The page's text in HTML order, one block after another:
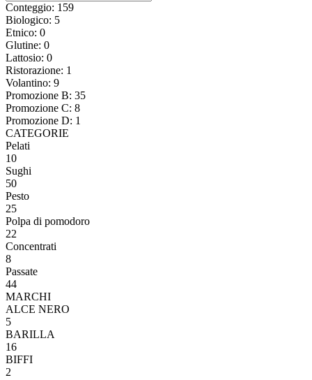
Conteggio: 159
Biologico: 5
Etnico: 0
Glutine: 0
Lattosio: 0
Ristorazione: 1
Volantino: 9
Promozione B: 35
Promozione C: 8
Promozione D: 1
CATEGORIE
Pelati
10
Sughi
50
Pesto
25
Polpa di pomodoro
22
Concentrati
8
Passate
44
MARCHI
ALCE NERO
5
BARILLA
16
BIFFI
2